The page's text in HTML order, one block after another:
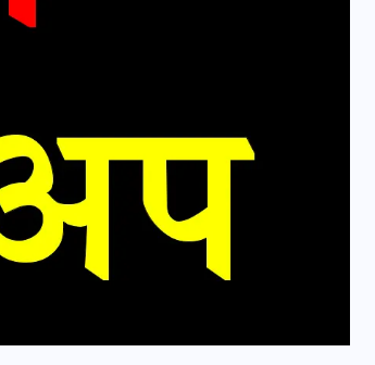
लिस्ट पुनरीक्षण कार्यक्रम में
देखें नई तारीखों की
लिस्ट
30 दिसम्बर 2025